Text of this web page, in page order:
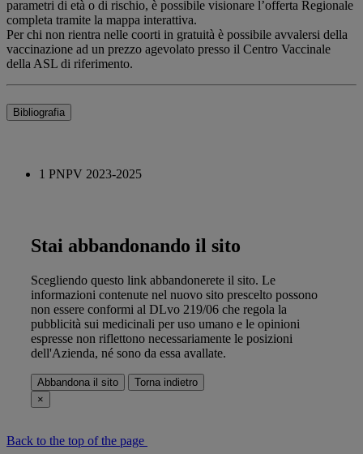
parametri di età o di rischio, è possibile visionare l’offerta Regionale
completa tramite la mappa interattiva.
Per chi non rientra nelle coorti in gratuità è possibile avvalersi della
vaccinazione ad un prezzo agevolato presso il Centro Vaccinale
della ASL di riferimento.
Bibliografia
1 PNPV 2023-2025
Stai abbandonando il sito
Scegliendo questo link abbandonerete il sito. Le
informazioni contenute nel nuovo sito prescelto possono
non essere conformi al DLvo 219/06 che regola la
pubblicità sui medicinali per uso umano e le opinioni
espresse non riflettono necessariamente le posizioni
dell'Azienda, né sono da essa avallate.
Abbandona il sito
Torna indietro
×
Back to the top of the page